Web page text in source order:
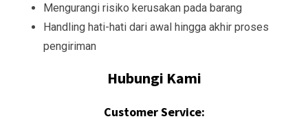
Mengurangi risiko kerusakan pada barang
Handling hati-hati dari awal hingga akhir proses
pengiriman
Hubungi Kami
Customer Service: